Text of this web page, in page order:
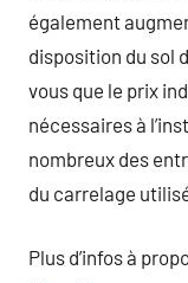
également
disposition du sol
vous que le prix
nécessaires à
nombreux des
du carrelage
Plus d’infos à